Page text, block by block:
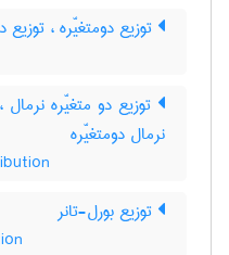
توزیع دومتغیّره ، توزیع
توزیع دو متغیّره نرمال
نرمال دومتغیّره
توزیع بورل-تانر